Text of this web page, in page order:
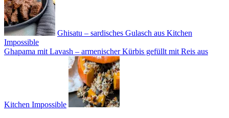
Ghisatu – sardisches Gulasch aus Kitchen
Impossible
Ghapama mit Lavash – armenischer Kürbis gefüllt mit Reis aus
Kitchen Impossible